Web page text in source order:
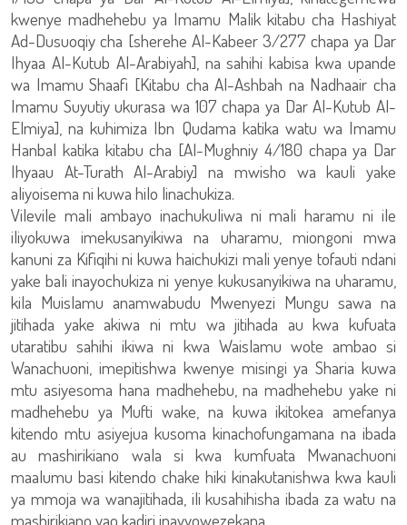
kwenye madhehebu ya Imamu Malik kitabu cha Hashiyat
Ad-Dusuoqiy cha [sherehe Al-Kabeer 3/277 chapa ya Dar
Ihyaa Al-Kutub Al-Arabiyah], na sahihi kabisa kwa upande
wa Imamu Shaafi [Kitabu cha Al-Ashbah na Nadhaair cha
Imamu Suyutiy ukurasa wa 107 chapa ya Dar Al-Kutub Al-
Elmiya], na kuhimiza Ibn Qudama katika watu wa Imamu
Hanbal katika kitabu cha [Al-Mughniy 4/180 chapa ya Dar
Ihyaau At-Turath Al-Arabiy] na mwisho wa kauli yake
aliyoisema ni kuwa hilo linachukiza.
Vilevile mali ambayo inachukuliwa ni mali haramu ni ile
iliyokuwa imekusanyikiwa na uharamu, miongoni mwa
kanuni za Kifiqihi ni kuwa haichukizi mali yenye tofauti ndani
yake bali inayochukiza ni yenye kukusanyikiwa na uharamu,
kila Muislamu anamwabudu Mwenyezi Mungu sawa na
jitihada yake akiwa ni mtu wa jitihada au kwa kufuata
utaratibu sahihi ikiwa ni kwa Waislamu wote ambao si
Wanachuoni, imepitishwa kwenye misingi ya Sharia kuwa
mtu asiyesoma hana madhehebu, na madhehebu yake ni
madhehebu ya Mufti wake, na kuwa ikitokea amefanya
kitendo mtu asiyejua kusoma kinachofungamana na ibada
au mashirikiano wala si kwa kumfuata Mwanachuoni
maalumu basi kitendo chake hiki kinakutanishwa kwa kauli
ya mmoja wa wanajitihada, ili kusahihisha ibada za watu na
mashirikiano yao kadiri inavyowezekana.